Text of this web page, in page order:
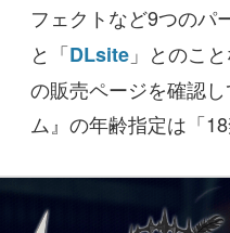
フェクトなど9つのパ
と「DLsite 」とのこ
の販売ページを確認
ム』の年齢指定は「